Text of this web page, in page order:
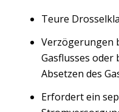
Teure
Verzögerungen
Gasflusses oder
Absetzen des
Erfordert ein